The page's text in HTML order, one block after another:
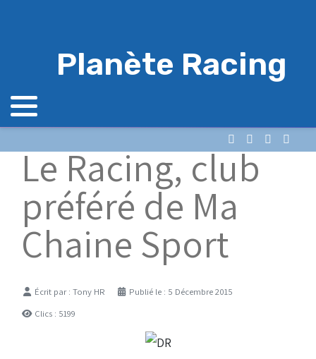
Planète Racing
Le Racing, club
préféré de Ma
Chaine Sport
DétailsÉcrit par : Tony HR
Publié le : 5 Décembre 2015
Clics : 5199